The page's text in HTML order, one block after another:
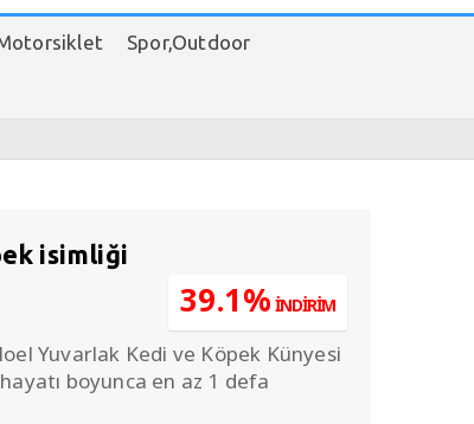
Spor,Outdoor
isimliği
39.1% İNDİRİM
Yuvarlak Kedi ve Köpek Künyesi
boyunca en az 1 defa